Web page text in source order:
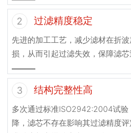
2 过滤精度稳定
先进的加工工艺，减少滤材在折
损，从而引起过滤失效，保障滤芯
3 结构完整性高
多次通过标准ISO2942:2004试验
降，滤芯不存在影响其过滤精度